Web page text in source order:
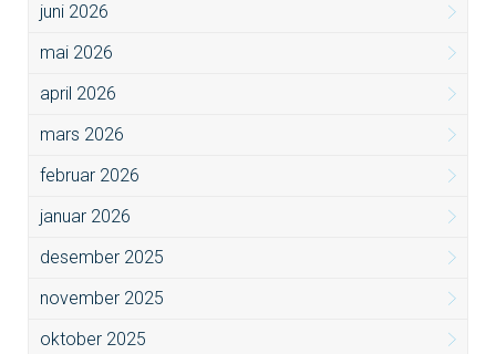
juni 2026
mai 2026
april 2026
mars 2026
februar 2026
januar 2026
desember 2025
november 2025
oktober 2025